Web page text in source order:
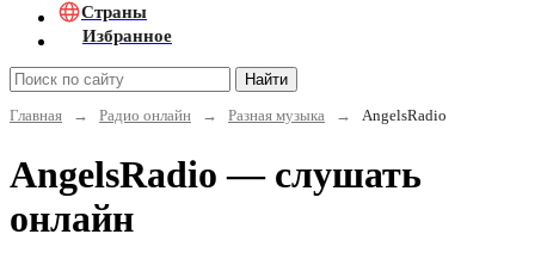
Страны
Избранное
Найти
Главная
→ Радио онлайн → Разная музыка → AngelsRadio
AngelsRadio — слушать
онлайн